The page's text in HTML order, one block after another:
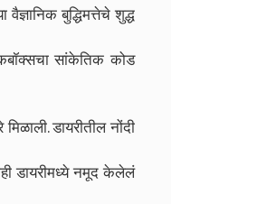
बुद्धिमत्तेचे शुद्ध
सांकेतिक कोड
डायरीतील नोंदी
डायरीमध्ये नमूद केलेलं